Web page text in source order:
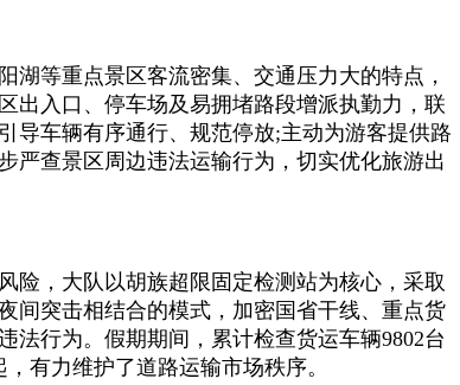
等重点景区客流密集、交通压力大的特点，
出入口、停车场及易拥堵路段增派执勤力，联
导车辆有序通行、规范停放;主动为游客提供路
严查景区周边违法运输行为，切实优化旅游出
，大队以胡族超限固定检测站为核心，采取
间突击相结合的模式，加密国省干线、重点货
法行为。假期期间，累计检查货运车辆9802台
有力维护了道路运输市场秩序。